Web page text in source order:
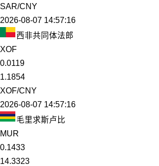
SAR/CNY
2026-08-07 14:57:16
西非共同体法郎
XOF
0.0119
1.1854
XOF/CNY
2026-08-07 14:57:16
毛里求斯卢比
MUR
0.1433
14.3323